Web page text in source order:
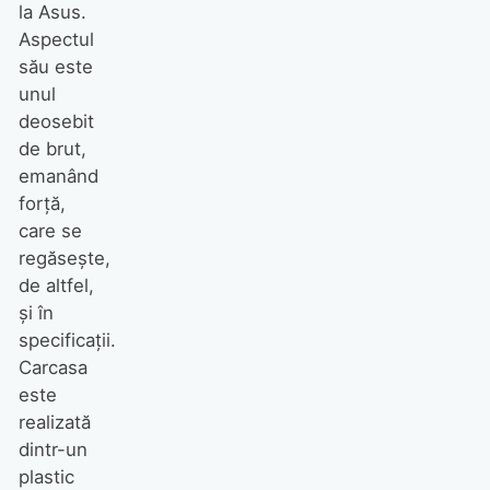
la Asus.
Aspectul
său este
unul
deosebit
de brut,
emanând
forţă,
care se
regăseşte,
de altfel,
şi în
specificaţii.
Carcasa
este
realizată
dintr-un
plastic